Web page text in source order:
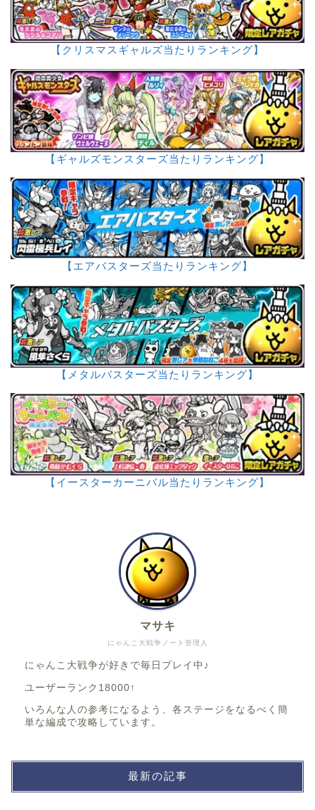
【クリスマスギャルズ当たりランキング】
【ギャルズモンスターズ当たりランキング】
【エアバスターズ当たりランキング】
【メタルバスターズ当たりランキング】
【イースターカーニバル当たりランキング】
にゃんこ大戦争ノート管理人
マサキ
にゃんこ大戦争が好きで毎日プレイ中♪
ユーザーランク18000↑
いろんな人の参考になるよう、各ステージをなるべく簡
単な編成で攻略しています。
最新の記事